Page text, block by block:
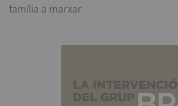
família a marxar